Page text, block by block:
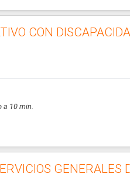
CON
a 10 min.
GENERALES